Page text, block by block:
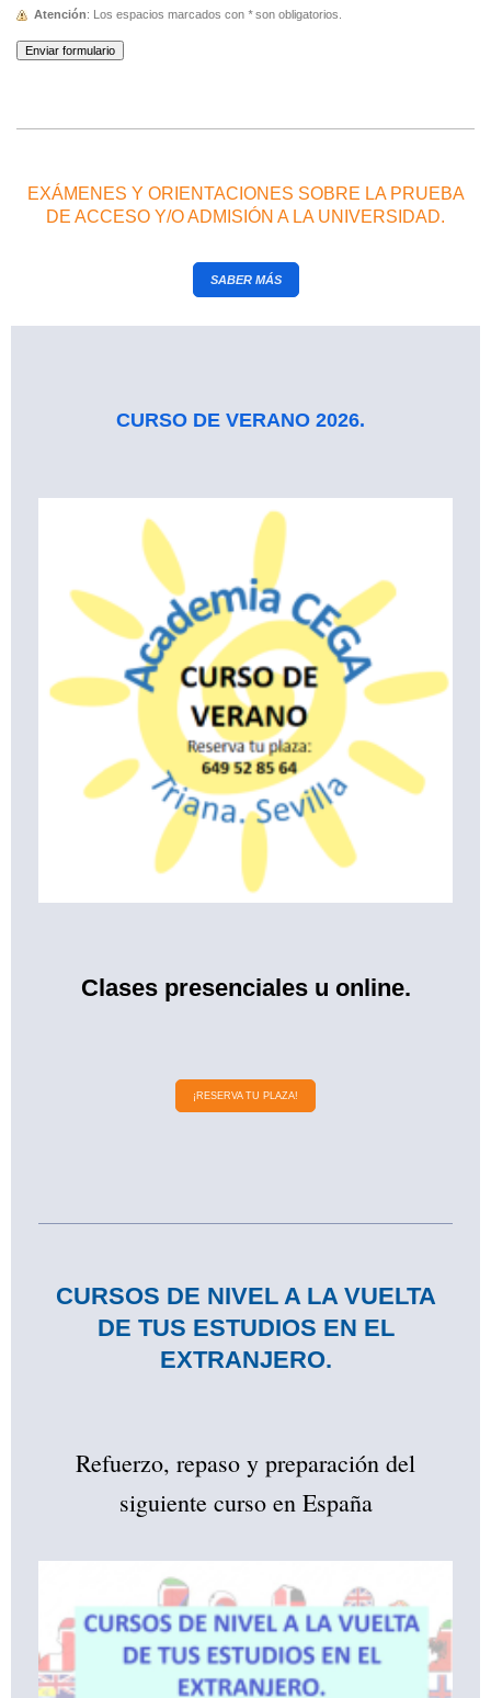
Atención : Los espacios marcados con *son obligatorios.
EXÁMENES Y ORIENTACIONES SOBRE LA PRUEBA
DE ACCESO Y/O ADMISIÓN A LA UNIVERSIDAD.
SABER MÁS
CURSO DE VERANO 2026.
Clases presenciales u online.
¡RESERVA TU PLAZA!
CURSOS DE NIVEL A LA VUELTA
DE TUS ESTUDIOS EN EL
EXTRANJERO.
Refuerzo, repaso y preparación del
siguiente curso en España